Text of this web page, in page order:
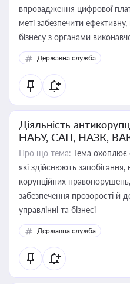
впровадження цифрової
меті забезпечити
бізнесу з органами
Державна служба
Діяльність
НАБУ, САП, НАЗК,
Про що тема: Тема охоплює
які здійснюють
корупційних
забезпечення прозорості й
управлінні та бізнесі
Державна служба